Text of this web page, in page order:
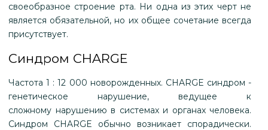
своеобразное строение рта. Ни одна из этих черт не
является обязательной, но их общее сочетание всегда
присутствует.
Синдром CHARGE
Частота 1 : 12 000 новорожденных. CHARGE синдром -
генетическое нарушение, ведущее к
сложному нарушению в системах и органах человека.
Синдром CHARGE обычно возникает спорадически.